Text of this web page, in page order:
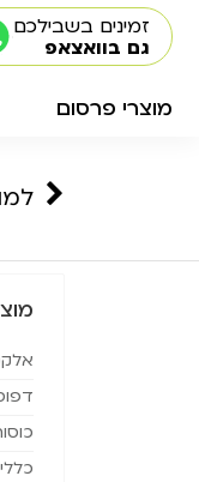
זמינים בשבילכם
גם בוואצאפ
מוצרי פרסום
כללי